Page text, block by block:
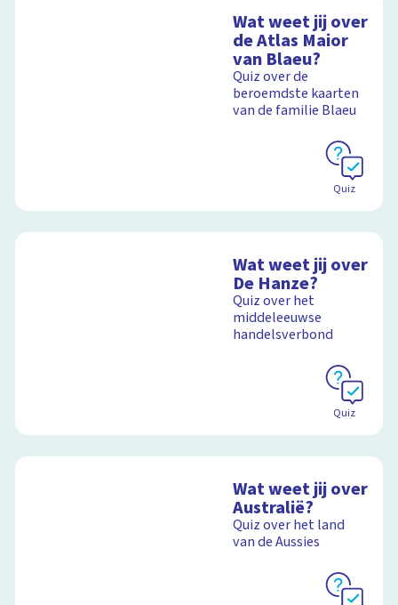
Wat weet jij over
de Atlas Maior
van Blaeu?
Quiz over de
beroemdste kaarten
van de familie Blaeu
Quiz
Wat weet jij over
De Hanze?
Quiz over het
middeleeuwse
handelsverbond
Quiz
Wat weet jij over
Australië?
Quiz over het land
van de Aussies